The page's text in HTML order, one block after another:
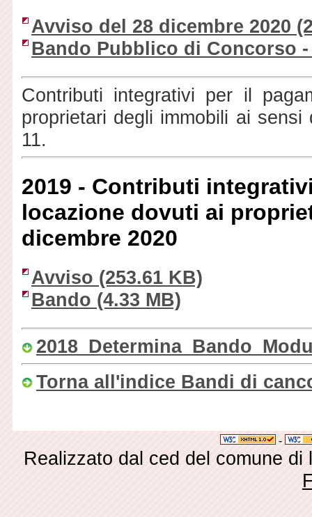
Avviso del 28 dicembre 2020
Bando Pubblico di Concorso
Contributi integrativi per il
proprietari degli immobili ai
11.
2019 - Contributi
locazione dovuti ai
dicembre 2020
Avviso (253.61 KB)
Bando (4.33 MB)
Torna all'indice Bandi di
-
Realizzato dal ced del comune